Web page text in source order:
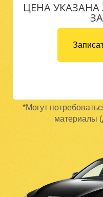
ЦЕНА УКАЗАНА
*Могут
материалы